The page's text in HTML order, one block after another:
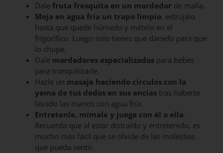
Dale fruta fresquita en un mordedor de malla.
Moja en agua fría un trapo limpio, estrújalo
hasta que quede húmedo y mételo en el
frigorífico. Luego solo tienes que dárselo para que
lo chupe.
Dale mordedores especializados para bebés
para tranquilizarle.
Hazle un masaje haciendo círculos con la
yema de tus dedos en sus encías tras haberte
lavado las manos con agua fría.
Entretenle, mímale y juega con él o ella.
Recuerda que al estar distraído y entretenido, es
mucho más fácil que se olvide de las molestias
que pueda sentir.